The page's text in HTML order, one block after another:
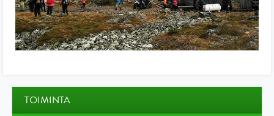
TOIMINTA